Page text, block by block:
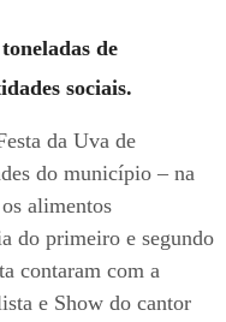
de
sociais.
da Uva de
do município – na
alimentos
do primeiro e segundo
contaram com a
e Show do cantor